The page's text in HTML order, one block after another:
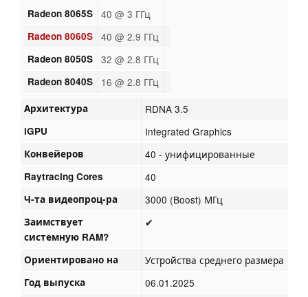
Radeon 8065S 40 @ 3 ГГц
Radeon 8060S 40 @ 2.9 ГГц
Radeon 8050S 32 @ 2.8 ГГц
Radeon 8040S 16 @ 2.8 ГГц
Архитектура RDNA 3.5
iGPU Integrated Graphics
Конвейеров 40 - унифицированные
Raytracing Cores 40
Ч-та видеопроц-ра 3000 (Boost) МГц
Заимствует
системную RAM?
✔
Ориентировано на Устройства среднего размера
Год выпуска 06.01.2025